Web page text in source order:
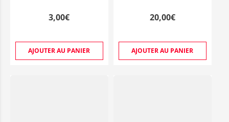
3,00€
AJOUTER AU PANIER
20,00€
AJOUTER AU PANIER